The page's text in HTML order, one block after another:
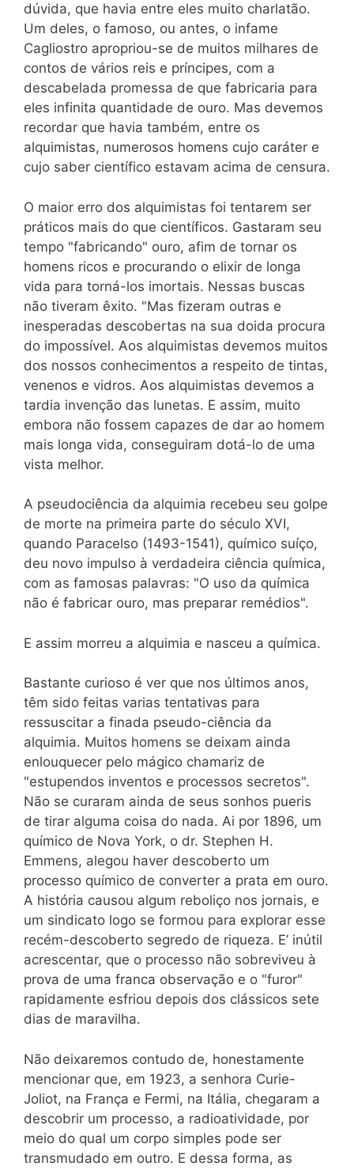
dúvida, que havia entre eles muito charlatão.
Um deles, o famoso, ou antes, o infame
Cagliostro apropriou-se de muitos milhares de
contos de vários reis e príncipes, com a
descabelada promessa de que fabricaria para
eles infinita quantidade de ouro. Mas devemos
recordar que havia também, entre os
alquimistas, numerosos homens cujo caráter e
cujo saber científico estavam acima de censura.
O maior erro dos alquimistas foi tentarem ser
práticos mais do que científicos. Gastaram seu
tempo "fabricando" ouro, afim de tornar os
homens ricos e procurando o elixir de longa
vida para torná-los imortais. Nessas buscas
não tiveram êxito. "Mas fizeram outras e
inesperadas descobertas na sua doida procura
do impossível. Aos alquimistas devemos muitos
dos nossos conhecimentos a respeito de tintas,
venenos e vidros. Aos alquimistas devemos a
tardia invenção das lunetas. E assim, muito
embora não fossem capazes de dar ao homem
mais longa vida, conseguiram dotá-lo de uma
vista melhor.
A pseudociência da alquimia recebeu seu golpe
de morte na primeira parte do século XVI,
quando Paracelso (1493-1541), químico suíço,
deu novo impulso à verdadeira ciência química,
com as famosas palavras: "O uso da química
não é fabricar ouro, mas preparar remédios".
E assim morreu a alquimia e nasceu a química.
Bastante curioso é ver que nos últimos anos,
têm sido feitas varias tentativas para
ressuscitar a finada pseudo-ciência da
alquimia. Muitos homens se deixam ainda
enlouquecer pelo mágico chamariz de
"estupendos inventos e processos secretos".
Não se curaram ainda de seus sonhos pueris
de tirar alguma coisa do nada. Ai por 1896, um
químico de Nova York, o dr. Stephen H.
Emmens, alegou haver descoberto um
processo químico de converter a prata em ouro.
A história causou algum reboliço nos jornais, e
um sindicato logo se formou para explorar esse
recém-descoberto segredo de riqueza. E’ inútil
acrescentar, que o processo não sobreviveu à
prova de uma franca observação e o "furor"
rapidamente esfriou depois dos clássicos sete
dias de maravilha.
Não deixaremos contudo de, honestamente
mencionar que, em 1923, a senhora Curie-
Joliot, na França e Fermi, na Itália, chegaram a
descobrir um processo, a radioatividade, por
meio do qual um corpo simples pode ser
transmudado em outro. E dessa forma, as